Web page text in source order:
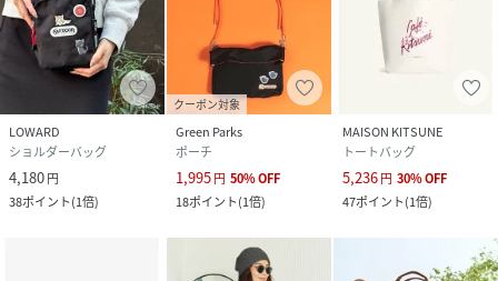
LOWARD
ショルダーバッグ
4,180円
38ポイント(1倍)
クーポン対象
Green Parks
ポーチ
1,995円 50%OFF
18ポイント(1倍)
MAISON KITSUNE
トートバッグ
5,236円 30%OFF
47ポイント(1倍)